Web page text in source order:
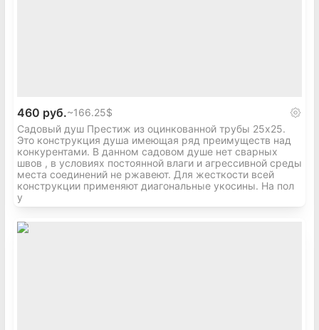
460 руб.~166.25$
Садовый душ Престиж из оцинкованной трубы 25х25.
Это конструкция душа имеющая ряд преимуществ над
конкурентами. В данном садовом душе нет сварных
швов , в условиях постоянной влаги и агрессивной среды
места соединений не ржавеют. Для жесткости всей
конструкции применяют диагональные укосины. На пол
у